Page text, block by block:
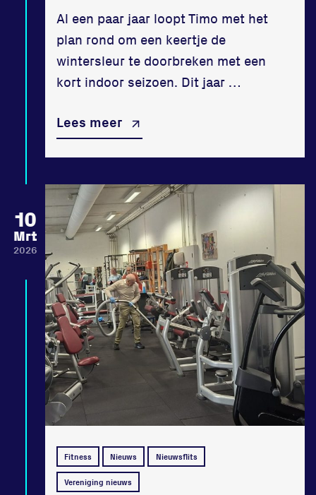
Al een paar jaar loopt Timo met het
plan rond om een keertje de
wintersleur te doorbreken met een
kort indoor seizoen. Dit jaar …
Lees meer
10
Mrt
2026
Fitness Nieuws Nieuwsflits
Vereniging nieuws